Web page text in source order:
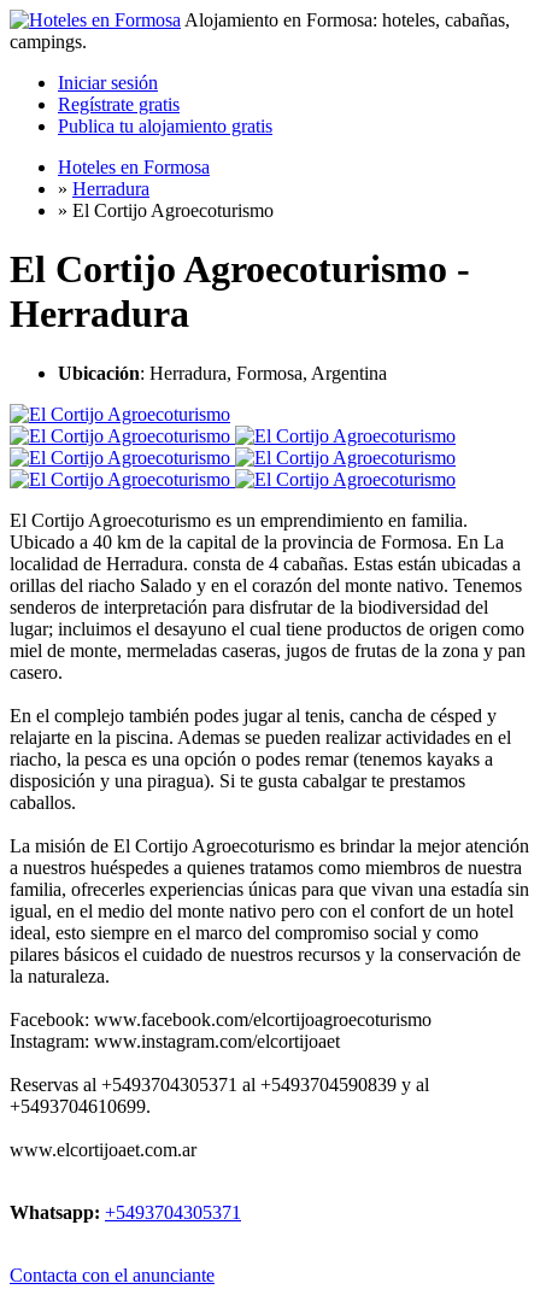
Alojamiento en Formosa: hoteles, cabañas,
campings.
Iniciar sesión
Regístrate gratis
Publica tu alojamiento gratis
Hoteles en Formosa
» Herradura
» El Cortijo Agroecoturismo
El Cortijo Agroecoturismo -
Herradura
Ubicación: Herradura, Formosa, Argentina
El Cortijo Agroecoturismo es un emprendimiento en familia.
Ubicado a 40 km de la capital de la provincia de Formosa. En La
localidad de Herradura. consta de 4 cabañas. Estas están ubicadas a
orillas del riacho Salado y en el corazón del monte nativo. Tenemos
senderos de interpretación para disfrutar de la biodiversidad del
lugar; incluimos el desayuno el cual tiene productos de origen como
miel de monte, mermeladas caseras, jugos de frutas de la zona y pan
casero.
En el complejo también podes jugar al tenis, cancha de césped y
relajarte en la piscina. Ademas se pueden realizar actividades en el
riacho, la pesca es una opción o podes remar (tenemos kayaks a
disposición y una piragua). Si te gusta cabalgar te prestamos
caballos.
La misión de El Cortijo Agroecoturismo es brindar la mejor atención
a nuestros huéspedes a quienes tratamos como miembros de nuestra
familia, ofrecerles experiencias únicas para que vivan una estadía sin
igual, en el medio del monte nativo pero con el confort de un hotel
ideal, esto siempre en el marco del compromiso social y como
pilares básicos el cuidado de nuestros recursos y la conservación de
la naturaleza.
Facebook: www.facebook.com/elcortijoagroecoturismo
Instagram: www.instagram.com/elcortijoaet
Reservas al +5493704305371 al +5493704590839 y al
+5493704610699.
www.elcortijoaet.com.ar
Whatsapp: +5493704305371
Contacta con el anunciante